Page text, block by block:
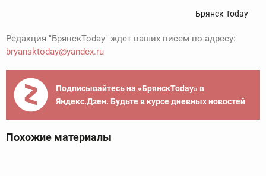
Брянск Today
Редакция "БрянскToday" ждет ваших писем по адресу:
bryansktoday@yandex.ru
Подписывайтесь на «БрянскToday» в
Яндекс.Дзен. Будьте в курсе дневных новостей
Похожие материалы